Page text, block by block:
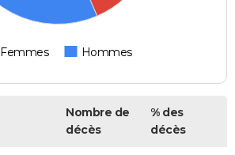
Femmes Hommes
Nombre de
décès
% des
décès